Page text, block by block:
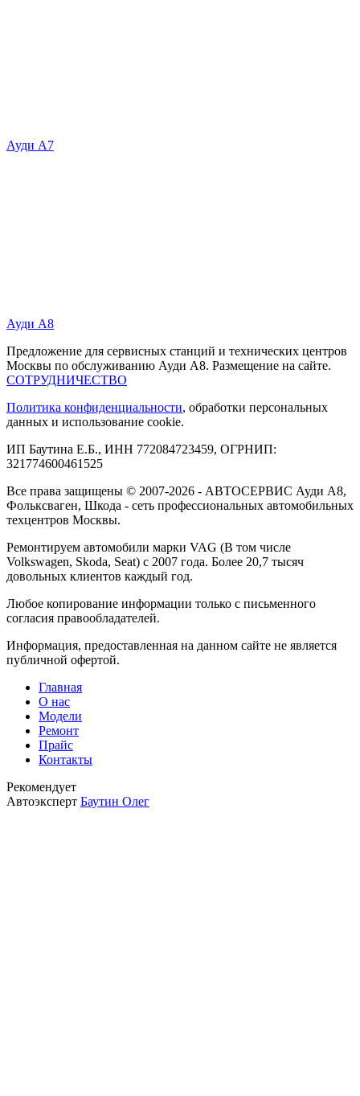
Ауди А7
Ауди А8
Предложение для сервисных станций и технических центров
Москвы по обслуживанию Ауди А8. Размещение на сайте.
СОТРУДНИЧЕСТВО
Политика конфиденциальности, обработки персональных
данных и использование cookie.
ИП Баутина Е.Б., ИНН 772084723459, ОГРНИП:
321774600461525
Все права защищены © 2007-2026 - АВТОСЕРВИС Ауди А8,
Фольксваген, Шкода - сеть профессиональных автомобильных
техцентров Москвы.
Ремонтируем автомобили марки VAG (В том числе
Volkswagen, Skoda, Seat) с 2007 года. Более 20,7 тысяч
довольных клиентов каждый год.
Любое копирование информации только с письменного
согласия правообладателей.
Информация, предоставленная на данном сайте не является
публичной офертой.
Главная
О нас
Модели
Ремонт
Прайс
Контакты
Рекомендует
Автоэксперт Баутин Олег